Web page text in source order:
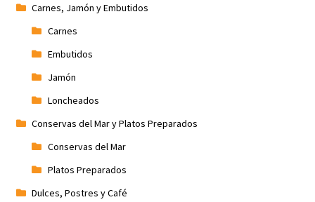
Carnes, Jamón y Embutidos
Carnes
Embutidos
Jamón
Loncheados
Conservas del Mar y Platos Preparados
Conservas del Mar
Platos Preparados
Dulces, Postres y Café